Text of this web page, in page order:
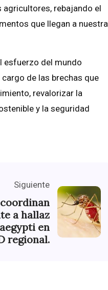
rebajando el
que llegan a nuestra
esfuerzo del mundo
de las brechas que
revalorizar la
y la seguridad
Siguiente
a hallaz
en
regional.